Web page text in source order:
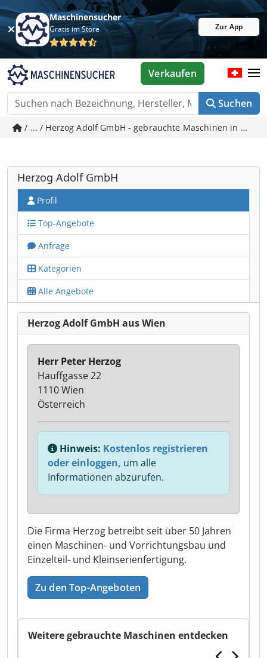
Maschinensucher
Gratis im Store Zur App
Suchen
Verkaufen
/ ... / Herzog Adolf GmbH - gebrauchte Maschinen in Wien
Herzog Adolf GmbH
Profil
Top-Angebote
Anfrage
Kategorien
Alle Angebote
Herzog Adolf GmbH aus Wien
Die Firma Herzog betreibt seit über 50 Jahren
einen Maschinen- und Vorrichtungsbau und
Einzelteil- und Kleinserienfertigung.
Zu den Top-Angeboten
Herr Peter Herzog
Hauffgasse 22
1110 Wien
Österreich
Hinweis: Kostenlos registrieren
oder einloggen, um alle
Informationen abzurufen.
Weitere gebrauchte Maschinen entdecken